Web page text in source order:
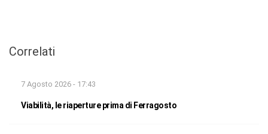
Correlati
7 Agosto 2026 - 17:43
Viabilità, le riaperture prima di Ferragosto